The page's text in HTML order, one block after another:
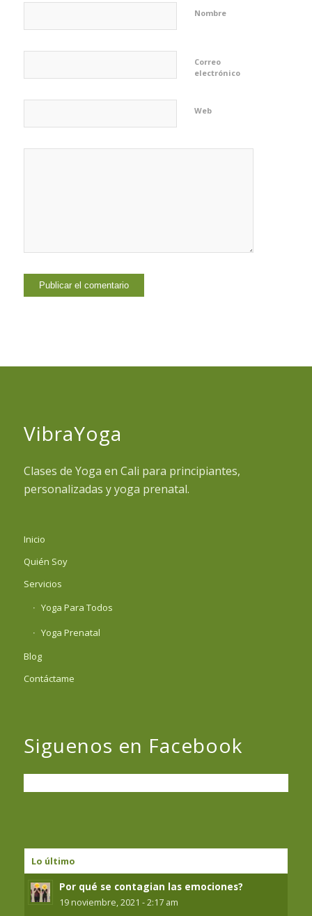
Nombre
Correo
electrónico
Web
VibraYoga
Clases de Yoga en Cali para principiantes,
personalizadas y yoga prenatal.
Inicio
Quién Soy
Servicios
Yoga Para Todos
Yoga Prenatal
Blog
Contáctame
Siguenos en Facebook
Lo último
Por qué se contagian las emociones?
19 noviembre, 2021 - 2:17 am